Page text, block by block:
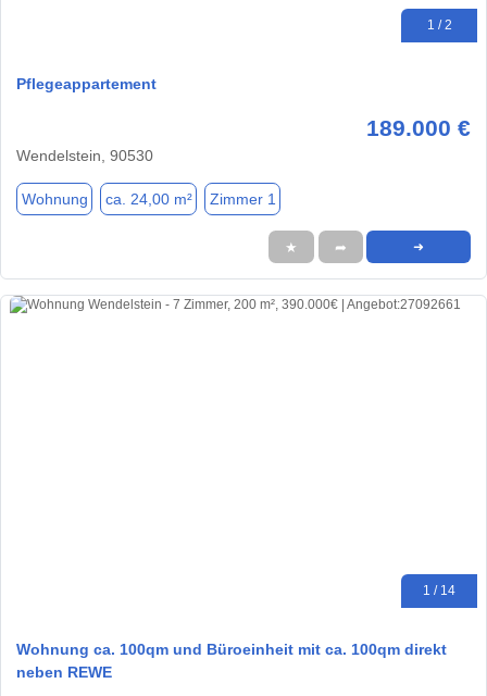
1 / 2
Pflegeappartement
189.000 €
Wendelstein, 90530
Wohnung ca. 24,00 m² Zimmer 1
★ ➦ ➜
1 / 14
Wohnung ca. 100qm und Büroeinheit mit ca. 100qm direkt
neben REWE